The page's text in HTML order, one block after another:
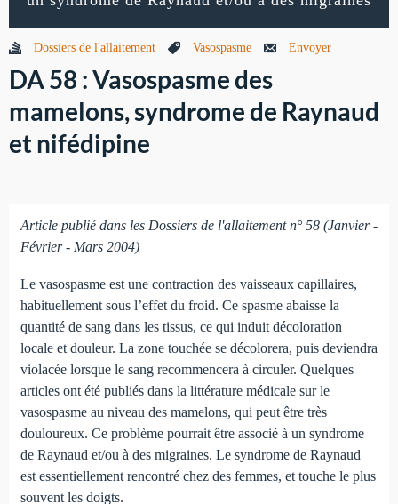
Dossiers de l'allaitement Vasospasme Envoyer
DA 58 : Vasospasme des
mamelons, syndrome de Raynaud
et nifédipine
Article publié dans les Dossiers de l'allaitement n° 58 (Janvier -
Février - Mars 2004)
Le vasospasme est une contraction des vaisseaux capillaires,
habituellement sous l’effet du froid. Ce spasme abaisse la
quantité de sang dans les tissus, ce qui induit décoloration
locale et douleur. La zone touchée se décolorera, puis deviendra
violacée lorsque le sang recommencera à circuler. Quelques
articles ont été publiés dans la littérature médicale sur le
vasospasme au niveau des mamelons, qui peut être très
douloureux. Ce problème pourrait être associé à un syndrome
de Raynaud et/ou à des migraines. Le syndrome de Raynaud
est essentiellement rencontré chez des femmes, et touche le plus
souvent les doigts.